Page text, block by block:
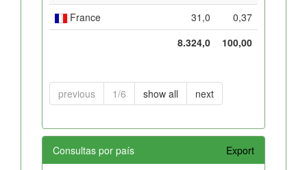
France 31,0
0,37
8.324,0
100,00
previous 1/6 show all next
Consultas por país Export